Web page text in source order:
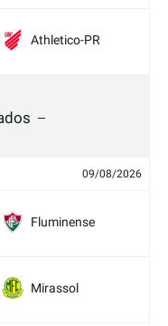
Athletico-PR
09/08/2026
Fluminense
Mirassol